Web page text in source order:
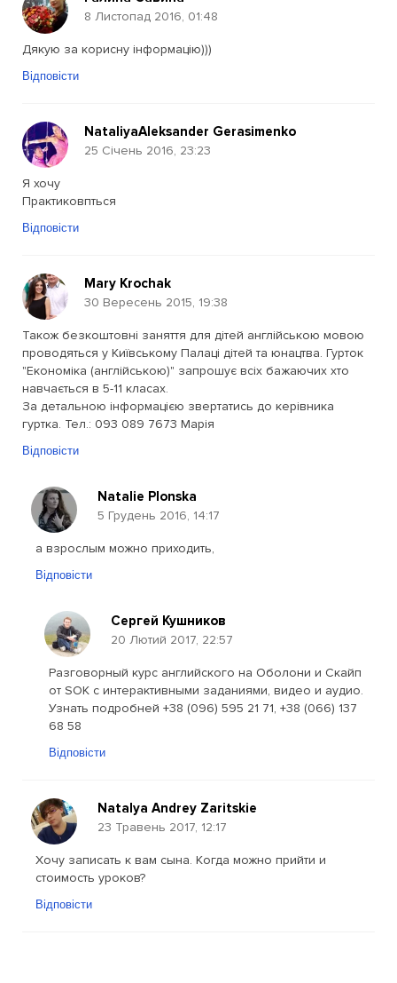
8 Листопад 2016, 01:48
Дякую за корисну інформацію)))
Відповісти
NataliyaAleksander Gerasimenko
25 Січень 2016, 23:23
Я хочу
Практиковпться
Відповісти
Mary Krochak
30 Вересень 2015, 19:38
Також безкоштовні заняття для дітей англійською мовою
проводяться у Київському Палаці дітей та юнацтва. Гурток
"Економіка (англійською)" запрошує всіх бажаючих хто
навчається в 5-11 класах.
За детальною інформацією звертатись до керівника
гуртка. Тел.: 093 089 7673 Марія
Відповісти
Natalie Plonska
5 Грудень 2016, 14:17
а взрослым можно приходить,
Відповісти
Сергей Кушников
20 Лютий 2017, 22:57
Разговорный курс английского на Оболони и Скайп
от SOK с интерактивными заданиями, видео и аудио.
Узнать подробней +38 (096) 595 21 71, +38 (066) 137
68 58
Відповісти
Natalya Andrey Zaritskie
23 Травень 2017, 12:17
Хочу записать к вам сына. Когда можно прийти и
стоимость уроков?
Відповісти